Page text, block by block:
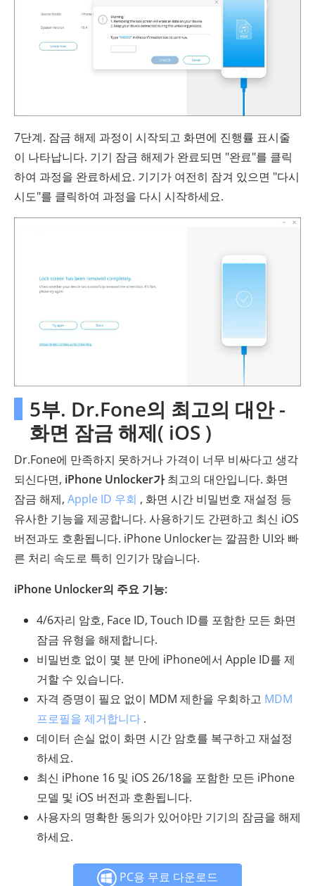
7단계. 잠금 해제 과정이 시작되고 화면에 진행률 표시줄
이 나타납니다. 기기 잠금 해제가 완료되면 "완료"를 클릭
하여 과정을 완료하세요. 기기가 여전히 잠겨 있으면 "다시
시도"를 클릭하여 과정을 다시 시작하세요.
5부. Dr.Fone의 최고의 대안 -
화면 잠금 해제( iOS )
Dr.Fone에 만족하지 못하거나 가격이 너무 비싸다고 생각
되신다면, iPhone Unlocker가최고의 대안입니다. 화면
잠금 해제, Apple ID 우회 , 화면 시간 비밀번호 재설정 등
유사한 기능을 제공합니다. 사용하기도 간편하고 최신 iOS
버전과도 호환됩니다. iPhone Unlocker는 깔끔한 UI와 빠
른 처리 속도로 특히 인기가 많습니다.
iPhone Unlocker의 주요 기능:
4/6자리 암호, Face ID, Touch ID를 포함한 모든 화면
잠금 유형을 해제합니다.
비밀번호 없이 몇 분 만에 iPhone에서 Apple ID를 제
거할 수 있습니다.
자격 증명이 필요 없이 MDM 제한을 우회하고 MDM
프로필을 제거합니다 .
데이터 손실 없이 화면 시간 암호를 복구하고 재설정
하세요.
최신 iPhone 16 및 iOS 26/18을 포함한 모든 iPhone
모델 및 iOS 버전과 호환됩니다.
사용자의 명확한 동의가 있어야만 기기의 잠금을 해제
하세요.
PC용 무료 다운로드